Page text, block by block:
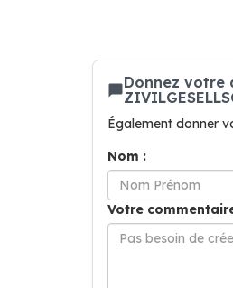
Donnez votre
Également donner
Nom :
Votre